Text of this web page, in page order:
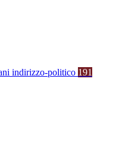
indirizzo-politico 191